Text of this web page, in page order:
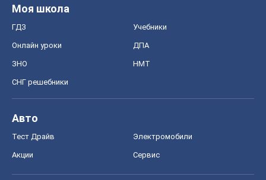
Моя школа
ГДЗ Учебники
Онлайн уроки ДПА
ЗНО НМТ
СНГ решебники
Авто
Тест Драйв Электромобили
Акции Сервис